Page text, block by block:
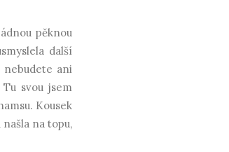
pěknou
další
ani
svou jsem
Kousek
na topu,